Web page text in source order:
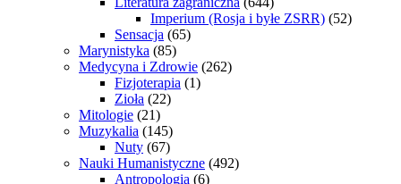
Imperium (Rosja i byłe ZSRR) (52)
Sensacja (65)
Marynistyka (85)
Medycyna i Zdrowie (262)
Fizjoterapia (1)
Zioła (22)
Mitologie (21)
Muzykalia (145)
Nuty (67)
Nauki Humanistyczne (492)
Antropologia (6)